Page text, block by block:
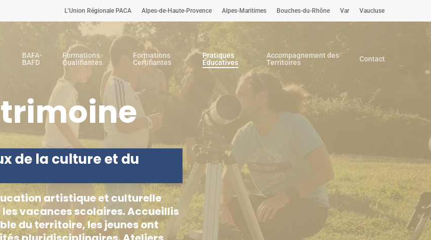
L’Union Régionale PACA Alpes-de-Haute-Provence Alpes-Maritimes Bouches-du-Rhône Var Vaucluse
BAFA-
BAFD
Formations
Qualifiantes
Formations
Certifiantes
Pratiques
Éducatives
Accompagnement des
Territoires
Contact
de la culture et du
artistique et culturelle
vacances scolaires. Accueillis
du territoire, les jeunes ont